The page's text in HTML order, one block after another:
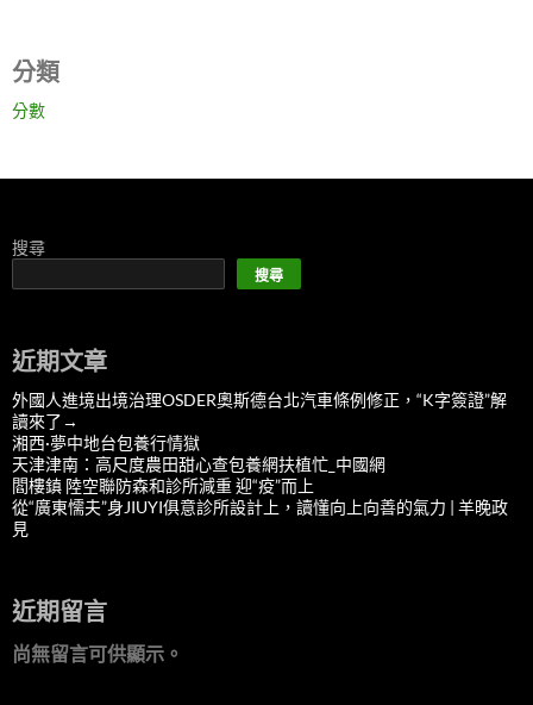
分類
分數
搜尋
搜尋
近期文章
外國人進境出境治理OSDER奧斯德台北汽車條例修正，“K字簽證”解
讀來了→
湘西·夢中地台包養行情獄
天津津南：高尺度農田甜心查包養網扶植忙_中國網
閻樓鎮 陸空聯防森和診所減重 迎“疫”而上
從“廣東懦夫”身JIUYI俱意診所設計上，讀懂向上向善的氣力 | 羊晚政
見
近期留言
尚無留言可供顯示。